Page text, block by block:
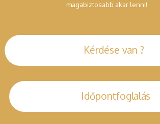
magabiztosabb akar lenni!
Kérdése van ?
Időpontfoglalás